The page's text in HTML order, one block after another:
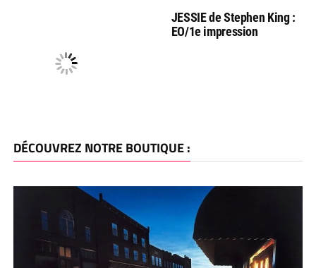
JESSIE de Stephen King :
EO/1e impression
DÉCOUVREZ NOTRE BOUTIQUE :